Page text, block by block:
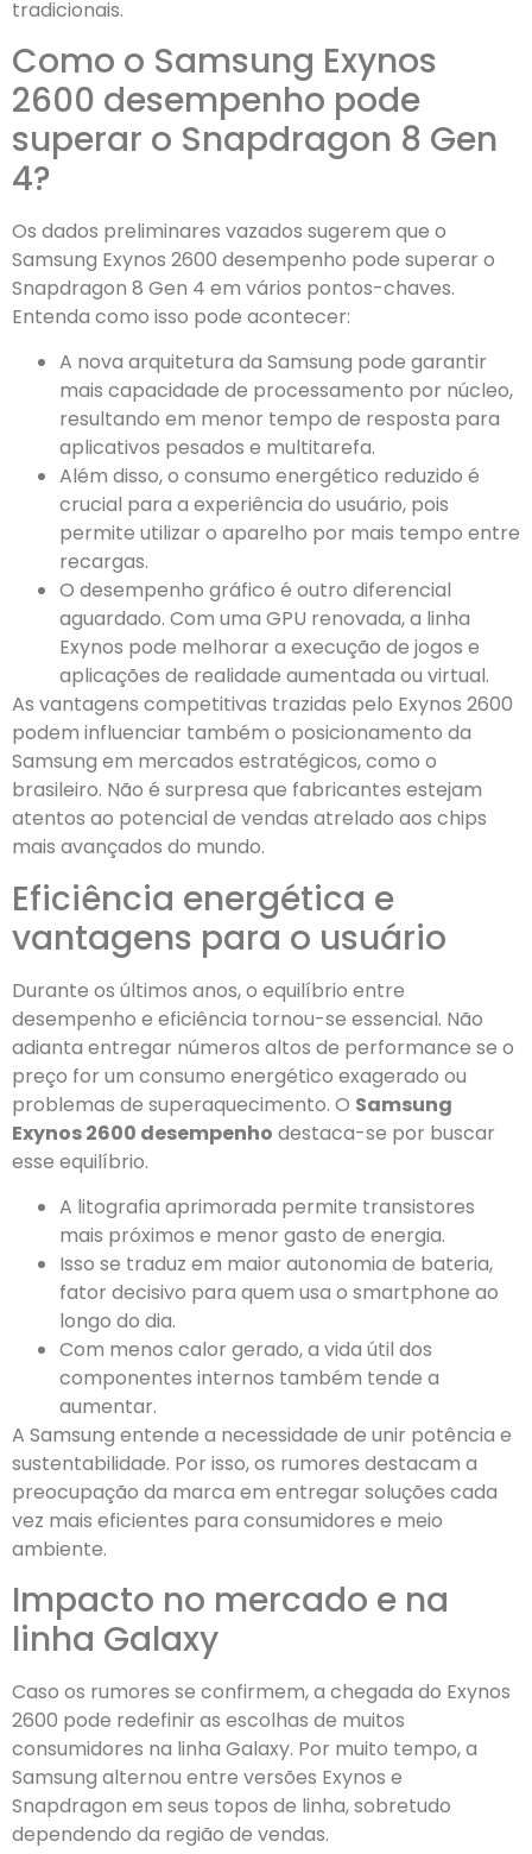
tradicionais.
Como o Samsung Exynos
2600 desempenho pode
superar o Snapdragon 8 Gen
4?
Os dados preliminares vazados sugerem que o
Samsung Exynos 2600 desempenho pode superar o
Snapdragon 8 Gen 4 em vários pontos-chaves.
Entenda como isso pode acontecer:
A nova arquitetura da Samsung pode garantir
mais capacidade de processamento por núcleo,
resultando em menor tempo de resposta para
aplicativos pesados e multitarefa.
Além disso, o consumo energético reduzido é
crucial para a experiência do usuário, pois
permite utilizar o aparelho por mais tempo entre
recargas.
O desempenho gráfico é outro diferencial
aguardado. Com uma GPU renovada, a linha
Exynos pode melhorar a execução de jogos e
aplicações de realidade aumentada ou virtual.
As vantagens competitivas trazidas pelo Exynos 2600
podem influenciar também o posicionamento da
Samsung em mercados estratégicos, como o
brasileiro. Não é surpresa que fabricantes estejam
atentos ao potencial de vendas atrelado aos chips
mais avançados do mundo.
Eficiência energética e
vantagens para o usuário
Durante os últimos anos, o equilíbrio entre
desempenho e eficiência tornou-se essencial. Não
adianta entregar números altos de performance se o
preço for um consumo energético exagerado ou
problemas de superaquecimento. O Samsung
Exynos 2600 desempenho destaca-se por buscar
esse equilíbrio.
A litografia aprimorada permite transistores
mais próximos e menor gasto de energia.
Isso se traduz em maior autonomia de bateria,
fator decisivo para quem usa o smartphone ao
longo do dia.
Com menos calor gerado, a vida útil dos
componentes internos também tende a
aumentar.
A Samsung entende a necessidade de unir potência e
sustentabilidade. Por isso, os rumores destacam a
preocupação da marca em entregar soluções cada
vez mais eficientes para consumidores e meio
ambiente.
Impacto no mercado e na
linha Galaxy
Caso os rumores se confirmem, a chegada do Exynos
2600 pode redefinir as escolhas de muitos
consumidores na linha Galaxy. Por muito tempo, a
Samsung alternou entre versões Exynos e
Snapdragon em seus topos de linha, sobretudo
dependendo da região de vendas.